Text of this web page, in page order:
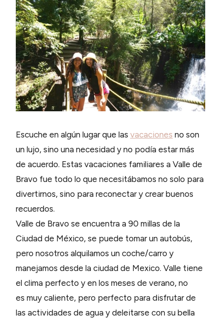
Escuche en algún lugar que las vacaciones no son
un lujo, sino una necesidad y no podía estar más
de acuerdo. Estas vacaciones familiares a Valle de
Bravo fue todo lo que necesitábamos no solo para
divertirnos, sino para reconectar y crear buenos
recuerdos.
Valle de Bravo se encuentra a 90 millas de la
Ciudad de México, se puede tomar un autobús,
pero nosotros alquilamos un coche/carro y
manejamos desde la ciudad de Mexico. Valle tiene
el clima perfecto y en los meses de verano, no
es muy caliente, pero perfecto para disfrutar de
las actividades de agua y deleitarse con su bella